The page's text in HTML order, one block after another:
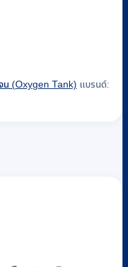
น (Oxygen Tank) แบรนด์: